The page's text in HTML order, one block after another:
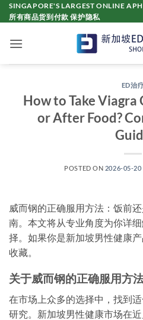
Skip
to
SINGAPORE'S LARGEST ONLINE
所有商品货到付款 保护隐私
ED治
How to Take
or After Food?
POSTED ON 2026-05-20
威而钢的正确服用方法：饭前
南。本文将从专业角度为你详
择。如果你是新加坡男性健康
收藏。
关于威而钢的正确服用方
在市场上众多的选择中，找到
研究。新加坡男性健康市场在